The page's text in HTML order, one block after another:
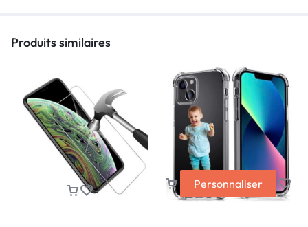
Produits similaires
Personnaliser